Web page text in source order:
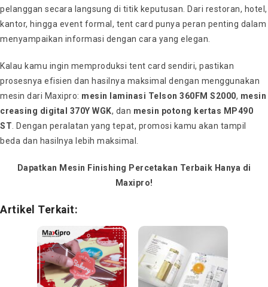
pelanggan secara langsung di titik keputusan. Dari restoran, hotel,
kantor, hingga event formal, tent card punya peran penting dalam
menyampaikan informasi dengan cara yang elegan.
Kalau kamu ingin memproduksi tent card sendiri, pastikan
prosesnya efisien dan hasilnya maksimal dengan menggunakan
mesin dari Maxipro: mesin laminasi Telson 360FM S2000, mesin
creasing digital 370Y WGK, dan mesin potong kertas MP490
ST . Dengan peralatan yang tepat, promosi kamu akan tampil
beda dan hasilnya lebih maksimal.
Dapatkan Mesin Finishing Percetakan Terbaik Hanya di
Maxipro!
Artikel Terkait: